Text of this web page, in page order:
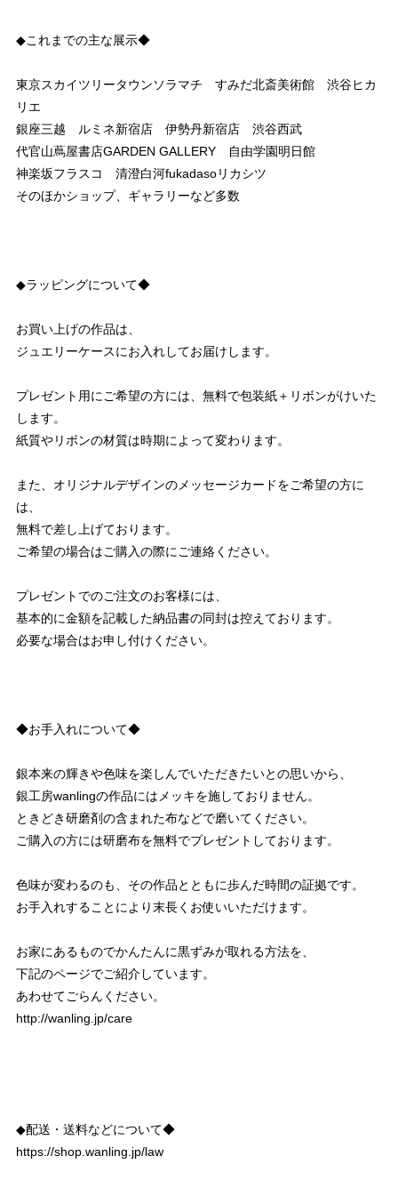
◆これまでの主な展示◆
東京スカイツリータウンソラマチ すみだ北斎美術館 渋谷ヒカ
リエ
銀座三越 ルミネ新宿店 伊勢丹新宿店 渋谷西武
代官山蔦屋書店GARDEN GALLERY 自由学園明日館
神楽坂フラスコ 清澄白河fukadasoリカシツ
そのほかショップ、ギャラリーなど多数
◆ラッピングについて◆
お買い上げの作品は、
ジュエリーケースにお入れしてお届けします。
プレゼント用にご希望の方には、無料で包装紙＋リボンがけいた
します。
紙質やリボンの材質は時期によって変わります。
また、オリジナルデザインのメッセージカードをご希望の方に
は、
無料で差し上げております。
ご希望の場合はご購入の際にご連絡ください。
プレゼントでのご注文のお客様には、
基本的に金額を記載した納品書の同封は控えております。
必要な場合はお申し付けください。
◆お手入れについて◆
銀本来の輝きや色味を楽しんでいただきたいとの思いから、
銀工房wanlingの作品にはメッキを施しておりません。
ときどき研磨剤の含まれた布などで磨いてください。
ご購入の方には研磨布を無料でプレゼントしております。
色味が変わるのも、その作品とともに歩んだ時間の証拠です。
お手入れすることにより末長くお使いいただけます。
お家にあるものでかんたんに黒ずみが取れる方法を、
下記のページでご紹介しています。
あわせてごらんください。
http://wanling.jp/care
◆配送・送料などについて◆
https://shop.wanling.jp/law